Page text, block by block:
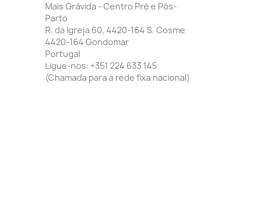
Mais Grávida - Centro Pré e Pós-
Parto
R. da Igreja 60, 4420-164 S. Cosme
4420-164 Gondomar
Portugal
Ligue-nos: +351 224 633 145
(Chamada para a rede fixa nacional)